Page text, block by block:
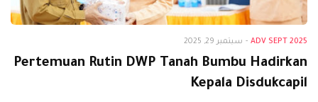
ADV SEPT 2025
- سبتمبر 29, 2025
Pertemuan Rutin DWP Tanah Bumbu Hadirkan
Kepala Disdukcapil